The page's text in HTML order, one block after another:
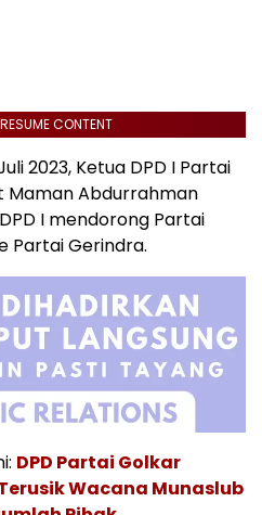
CONTENT
2023, Ketua DPD I Partai
Maman Abdurrahman
I mendorong Partai
Partai Gerindra.
DPD Partai Golkar
Wacana Munaslub